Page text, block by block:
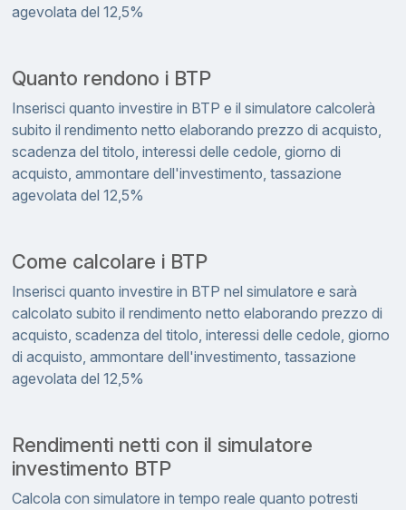
agevolata del 12,5%
Quanto rendono i BTP
Inserisci quanto investire in BTP e il simulatore calcolerà
subito il rendimento netto elaborando prezzo di acquisto,
scadenza del titolo, interessi delle cedole, giorno di
acquisto, ammontare dell'investimento, tassazione
agevolata del 12,5%
Come calcolare i BTP
Inserisci quanto investire in BTP nel simulatore e sarà
calcolato subito il rendimento netto elaborando prezzo di
acquisto, scadenza del titolo, interessi delle cedole, giorno
di acquisto, ammontare dell'investimento, tassazione
agevolata del 12,5%
Rendimenti netti con il simulatore
investimento BTP
Calcola con simulatore in tempo reale quanto potresti